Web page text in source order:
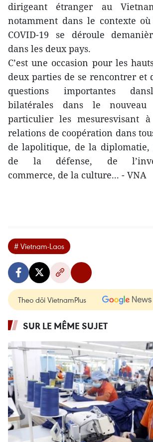
dirigeant étranger au
notamment dans le contexte
COVID-19 se déroule
dans les deux pays.
C’est une occasion pour les
deux parties de se rencontrer et
questions importantes
bilatérales dans le nouveau
particulier les mesuresvisant
relations de coopération dans
de lapolitique, de la diplomatie,
de la défense, de
commerce, de la culture... - VNA
# Vietnam-Laos
Theo dõi VietnamPlus
SUR LE MÊME SUJET